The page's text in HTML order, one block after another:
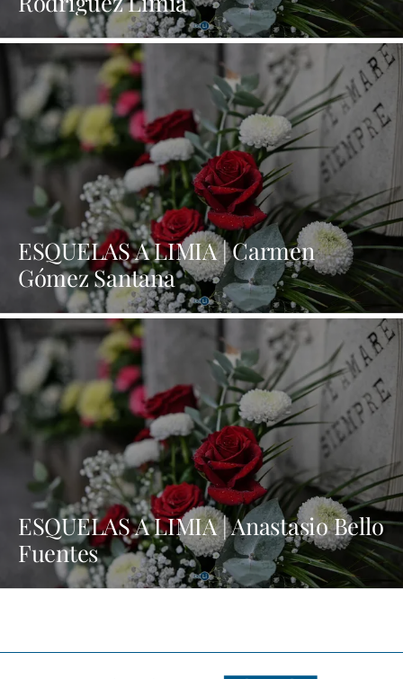
ESQUELAS A LIMIA | Carmen
Gómez Santana
ESQUELAS A LIMIA | Anastasio Bello
Fuentes